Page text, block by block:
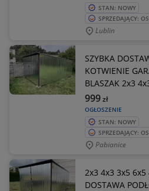
STAN: NOWY
SPRZEDAJĄCY:
Lublin
SZYBKA
KOTWIENIE
BLASZAK 2x3
OGŁOSZENIE
999zł
STAN: NOWY
SPRZEDAJĄCY:
Pabianice
2x3 4x3 3x5 6x5
DOSTAWA